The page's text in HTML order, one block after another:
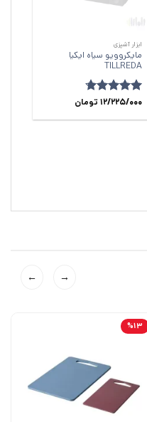
ابزار آشپزی
مایکروویو سیاه ایکیا
TILLREDA
امتیاز4.6712/225/000 تومان
→
←
%13